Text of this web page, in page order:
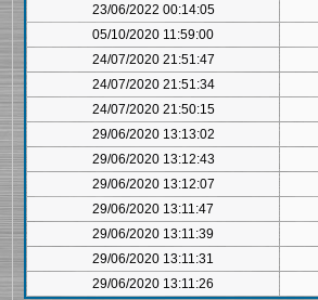
23/06/2022 00:14:05
05/10/2020 11:59:00
24/07/2020 21:51:47
24/07/2020 21:51:34
24/07/2020 21:50:15
29/06/2020 13:13:02
29/06/2020 13:12:43
29/06/2020 13:12:07
29/06/2020 13:11:47
29/06/2020 13:11:39
29/06/2020 13:11:31
29/06/2020 13:11:26